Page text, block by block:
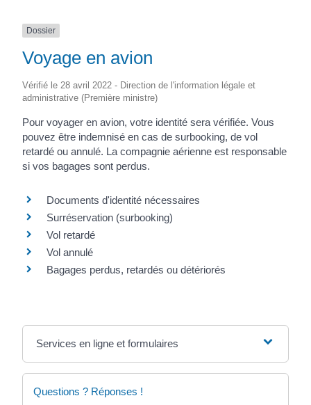
Dossier
Voyage en avion
Vérifié le 28 avril 2022 - Direction de l'information légale et
administrative (Première ministre)
Pour voyager en avion, votre identité sera vérifiée. Vous
pouvez être indemnisé en cas de surbooking, de vol
retardé ou annulé. La compagnie aérienne est responsable
si vos bagages sont perdus.
Documents d'identité nécessaires
Surréservation (surbooking)
Vol retardé
Vol annulé
Bagages perdus, retardés ou détériorés
Services en ligne et formulaires
Questions ? Réponses !